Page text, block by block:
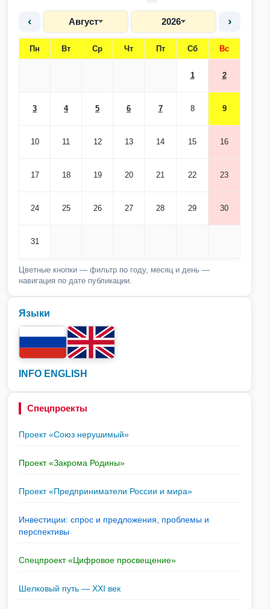
‹ Август 2026 ›
Пн Вт Ср Чт Пт Сб Вс
1 2
3 4 5 6 7 8 9
10 11 12 13 14 15 16
17 18 19 20 21 22 23
24 25 26 27 28 29 30
31
Цветные кнопки — фильтр по году, месяц и день —
навигация по дате публикации.
Языки
INFO ENGLISH
Спецпроекты
Проект «Союз нерушимый»
Проект «Закрома Родины»
Проект «Предприниматели России и мира»
Инвестиции: спрос и предложения, проблемы и
перспективы
Спецпроект «Цифровое просвещение»
Шелковый путь — XXI век